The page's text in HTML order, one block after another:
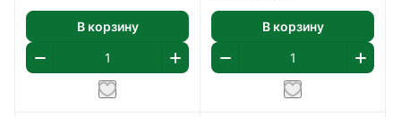
В корзину В корзину